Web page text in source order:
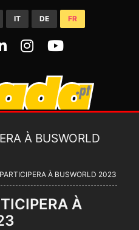
IT DE FR
À BUSWORLD 2023
À